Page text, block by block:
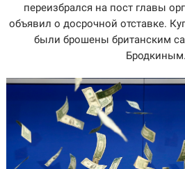
переизбрался на пост главы
объявил о досрочной отставке.
были брошены британским
Бродкиным.